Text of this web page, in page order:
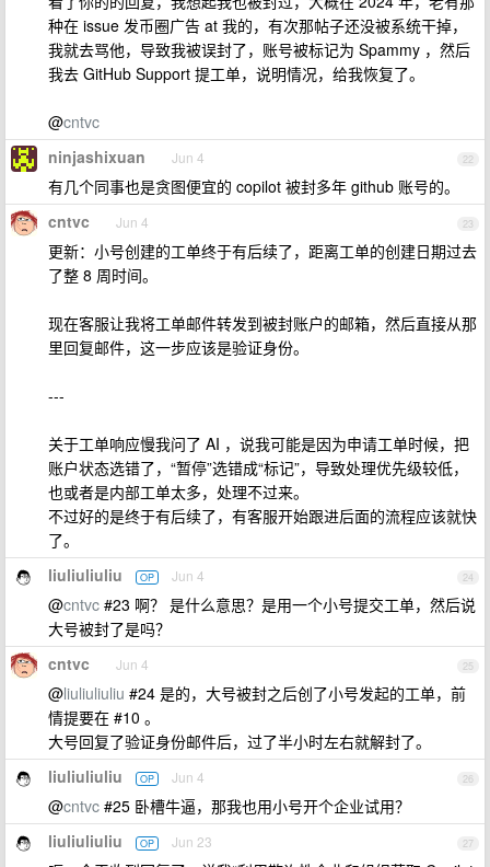
种在 issue 发币圈广告 at 我的，有次那帖子还没被系统干掉，
我就去骂他，导致我被误封了，账号被标记为 Spammy ，然后
我去 GitHub Support 提工单，说明情况，给我恢复了。
@cntvc
22
ninjashixuan Jun 4
有几个同事也是贪图便宜的 copilot 被封多年 github 账号的。
23
cntvc Jun 4
更新：小号创建的工单终于有后续了，距离工单的创建日期过去
了整 8 周时间。
现在客服让我将工单邮件转发到被封账户的邮箱，然后直接从那
里回复邮件，这一步应该是验证身份。
---
关于工单响应慢我问了 AI ，说我可能是因为申请工单时候，把
账户状态选错了，“暂停”选错成“标记”，导致处理优先级较低，
也或者是内部工单太多，处理不过来。
不过好的是终于有后续了，有客服开始跟进后面的流程应该就快
了。
24
liuliuliuliu OP Jun 4
@cntvc #23 啊？ 是什么意思？是用一个小号提交工单，然后说
大号被封了是吗？
25
cntvc Jun 4
@liuliuliuliu #24 是的，大号被封之后创了小号发起的工单，前
情提要在 #10 。
大号回复了验证身份邮件后，过了半小时左右就解封了。
26
liuliuliuliu OP Jun 4
@cntvc #25 卧槽牛逼，那我也用小号开个企业试用？
27
liuliuliuliu OP Jun 23